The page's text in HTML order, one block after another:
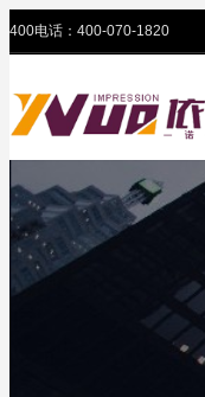
400电话：400-070-1820